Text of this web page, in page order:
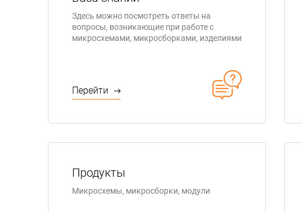
Здесь можно посмотреть ответы на
вопросы, возникающие при работе с
микросхемами, микросборками, изделиями
Перейти
Продукты
Микросхемы, микросборки, модули